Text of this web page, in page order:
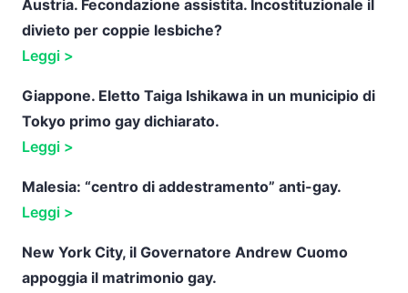
Austria. Fecondazione assistita. Incostituzionale il
divieto per coppie lesbiche?
Leggi >
Giappone. Eletto Taiga Ishikawa in un municipio di
Tokyo primo gay dichiarato.
Leggi >
Malesia: “centro di addestramento” anti-gay.
Leggi >
New York City, il Governatore Andrew Cuomo
appoggia il matrimonio gay.